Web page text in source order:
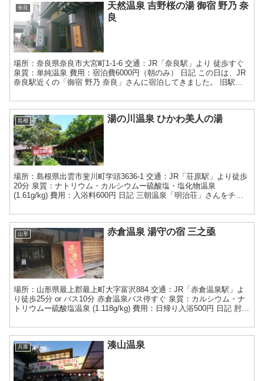
奈良
天然温泉 吉野桜の湯 御宿 野乃 奈
良
場所：奈良県奈良市大宮町1-1-6 交通：JR「奈良駅」より 徒歩すぐ
泉質：単純温泉 費用：宿泊費6000円（朝のみ） 日記 この日は、JR
奈良駅近くの「御宿 野乃 奈良」さんに宿泊してきました。 旧駅舎
島根 湯の川温泉 ひかわ美人の湯
場所：島根県出雲市斐川町学頭3636-1 交通：JR「荘原駅」より徒歩
20分 泉質：ナトリウム・カルシウムー硫酸塩・塩化物温泉
(1.61g/kg) 費用：入浴料600円 日記 三朝温泉「明治荘」さんをチェ
山形 赤倉温泉 湯守の宿 三之亟
場所：山形県最上郡最上町大字富沢884 交通：JR「赤倉温泉駅」よ
り徒歩25分 or バス10分 赤倉温泉バス停すぐ 泉質：カルシウム・ナ
トリウムー硫酸塩温泉 (1.118g/kg) 費用：日帰り入浴500円 日記 肘折
兵庫 湊山温泉